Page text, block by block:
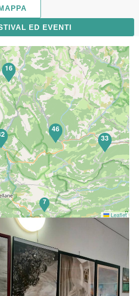
ED EVENTI
découvrir son exposition "Une
7
16
63
46
33
Leaflet